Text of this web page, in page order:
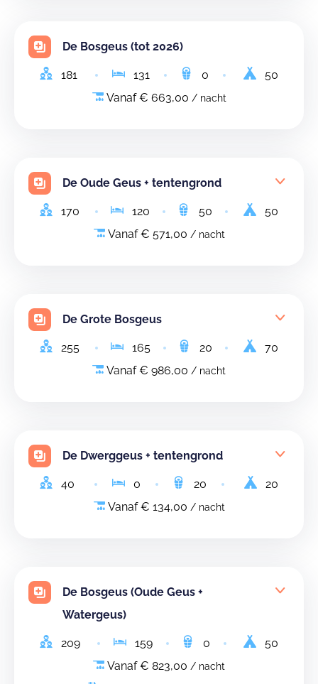
De Bosgeus (tot 2026)
181 131 0
50
Vanaf € 663,00 / nacht
De Oude Geus + tentengrond
170 120 50
50
Vanaf € 571,00 / nacht
De Grote Bosgeus
255 165 20
70
Vanaf € 986,00 / nacht
De Dwerggeus + tentengrond
40 0 20
20
Vanaf € 134,00 / nacht
De Bosgeus (Oude Geus +
Watergeus)
209 159 0
50
Vanaf € 823,00 / nacht